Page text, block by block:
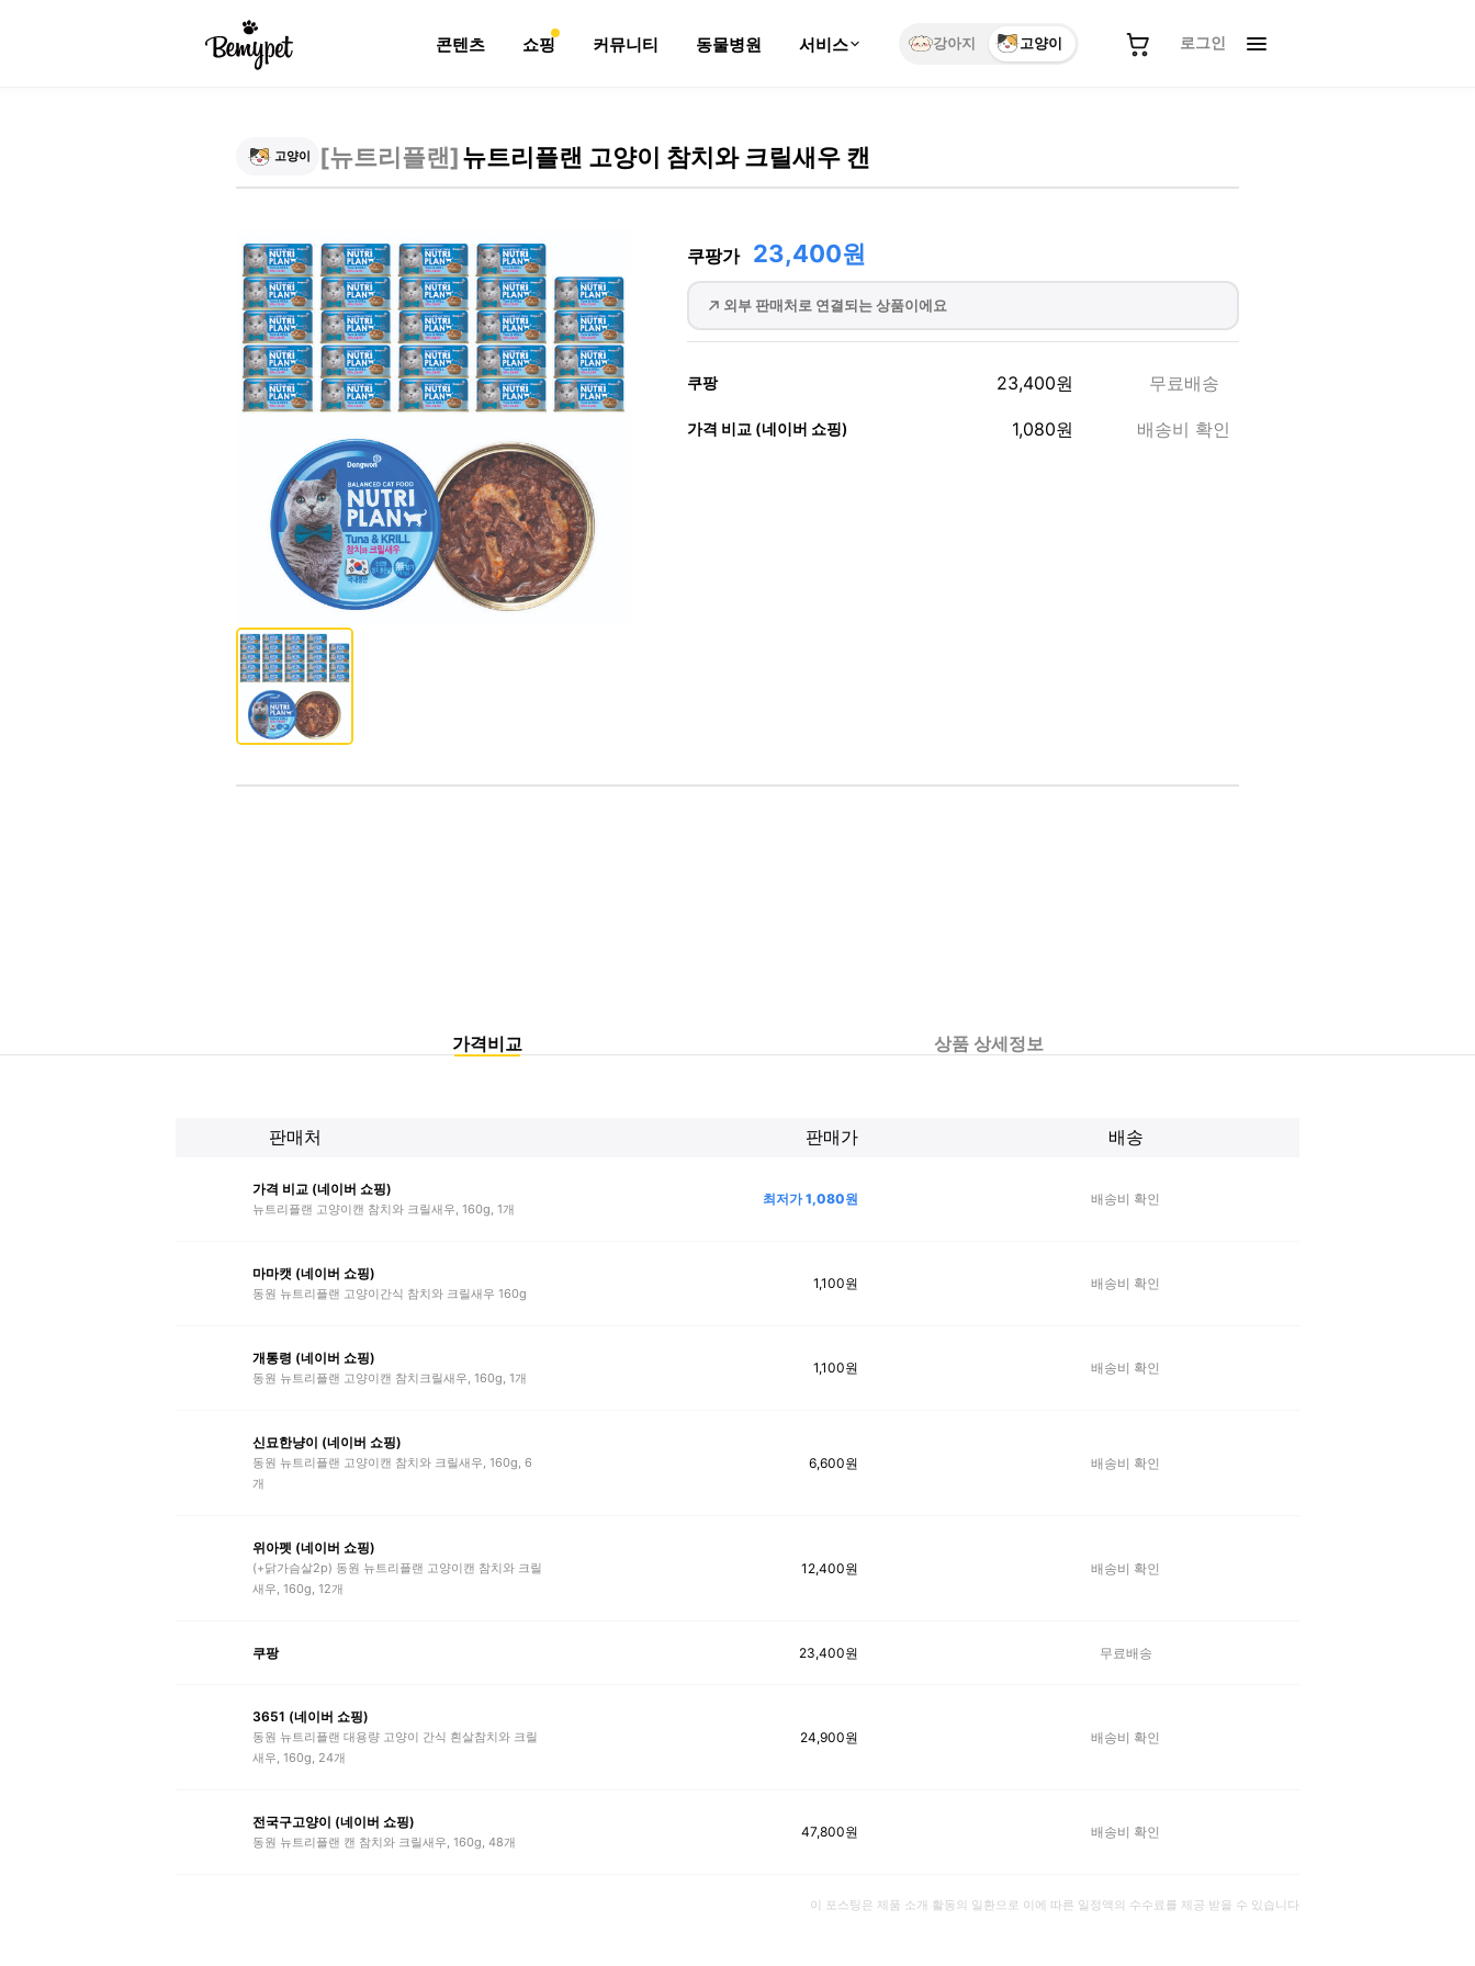
콘텐츠 쇼핑 커뮤니티 동물병원 서비스 강아지 고양이 로그인
고양이 [뉴트리플랜]뉴트리플랜 고양이 참치와 크릴새우 캔
쿠팡가 23,400원
외부 판매처로 연결되는 상품이에요
쿠팡 23,400원 무료배송
가격 비교 (네이버 쇼핑) 1,080원 배송비 확인
가격비교 상품 상세정보
판매처 판매가 배송
가격 비교 (네이버 쇼핑)
뉴트리플랜 고양이캔 참치와 크릴새우, 160g, 1개
최저가1,080원 배송비 확인
마마캣 (네이버 쇼핑)
동원 뉴트리플랜 고양이간식 참치와 크릴새우 160g
1,100원 배송비 확인
개통령 (네이버 쇼핑)
동원 뉴트리플랜 고양이캔 참치크릴새우, 160g, 1개
1,100원 배송비 확인
신묘한냥이 (네이버 쇼핑)
동원 뉴트리플랜 고양이캔 참치와 크릴새우, 160g, 6
개
6,600원 배송비 확인
위아펫 (네이버 쇼핑)
(+닭가슴살2p) 동원 뉴트리플랜 고양이캔 참치와 크릴
새우, 160g, 12개
12,400원 배송비 확인
쿠팡 23,400원 무료배송
3651 (네이버 쇼핑)
동원 뉴트리플랜 대용량 고양이 간식 흰살참치와 크릴
새우, 160g, 24개
24,900원 배송비 확인
전국구고양이 (네이버 쇼핑)
동원 뉴트리플랜 캔 참치와 크릴새우, 160g, 48개
47,800원 배송비 확인
이 포스팅은 제품 소개 활동의 일환으로 이에 따른 일정액의 수수료를 제공 받을 수 있습니다